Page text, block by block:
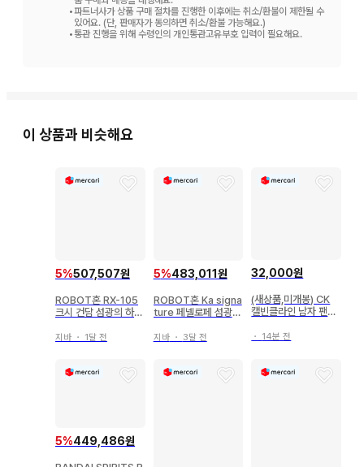
•파트너사가 상품 구매 절차를 진행한 이후에는 취소/환불이 제한될 수
있어요. (단, 판매자가 동의하면 취소/환불 가능해요.)
•통관 진행을 위해 수령인의 개인통관고유부호 입력이 필요해요.
이 상품과 비슷해요
5%507,507원
ROBOT혼 RX-105
크시 건담 섬광의 하사
지바 ・ 1달 전
5%483,011원
ROBOT혼 Ka signa
ture 페넬로페 섬광의
지바・ 3달 전
32,000원
(새상품,미개봉) CK
캘빈클라인 남자 팬티
・ 14분 전
5%449,486원